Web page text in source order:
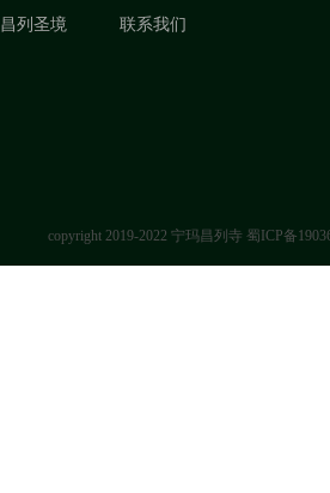
昌列圣境 联系我们
copyright 2019-2022 宁玛昌列寺 蜀ICP备